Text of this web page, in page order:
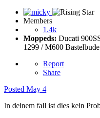
Members
1.4k
Moppeds: Ducati
1299 / M600 Bastelbude
Report
Share
Posted May 4
In deinem fall ist dies kein